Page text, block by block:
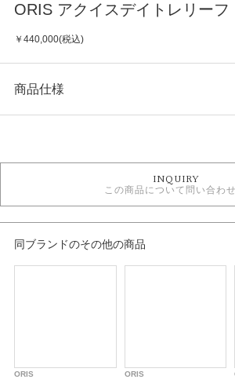
ORIS アクイスデイトレリーフ
￥440,000(税込)
商品仕様
時計
30気圧防水以上
メンズウォッチ
金属ベルト
メンズ 腕時計
オリス
腕時計
INQUIRY
この商品について問い合わ
同ブランドのその他の商品
ORIS ORIS